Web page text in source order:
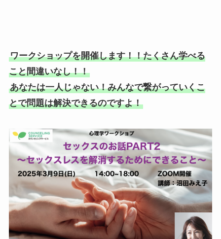
ワークショップを開催します！！たくさん学べる
こと間違いなし！！
あなたは一人じゃない！みんなで繋がっていくこ
とで問題は解決できるのですよ！